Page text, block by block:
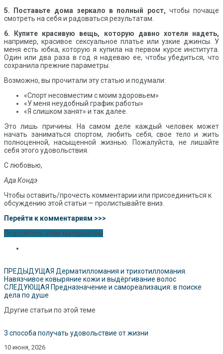
5.
Поставьте дома зеркало в полный рост, чтобы почаще
смотреть на себя и радоваться результатам.
6. Купите красивую вещь, которую давно хотели надеть,
например, красивое сексуальное платье или узкие джинсы. У
меня есть юбка, которую я купила на первом курсе института.
Один или два раза в год я надеваю ее, чтобы убедиться, что
сохранила прежние параметры.
Возможно, вы прочитали эту статью и подумали:
«Спорт несовместим с моим здоровьем»
«У меня неудобный график работы»
«Я слишком занят» и так далее.
Это лишь причины. На самом деле каждый человек может
начать заниматься спортом, любить себя, свое тело и жить
полноценной, насыщенной жизнью. Пожалуйста, не лишайте
себя этого удовольствия.
С любовью,
Ада Кондэ
Чтобы оставить/прочесть комментарии или присоединиться к
обсуждению этой статьи — пролистывайте вниз.
Перейти к комментариям >>>
Поделитесь этим материалом
ПРЕДЫДУЩАЯ Дерматилломания и трихотилломания.
Навязчивое ковыряние кожи и выдёргивание волос
СЛЕДУЮЩАЯ Предназначение и самореализация: в поиске
дела по душе
Другие статьи по этой теме
3 способа получать удовольствие от жизни
10 июня, 2026